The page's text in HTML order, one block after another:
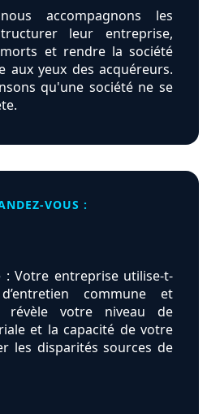
accompagnons les
leur entreprise,
et rendre la société
aux yeux des acquéreurs.
qu'une société ne se
VOUS :
: Votre entreprise utilise-t-
commune et
révèle votre niveau de
et la capacité de votre
les disparités sources de